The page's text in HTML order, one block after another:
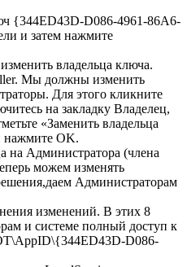
{344ED43D-D086-4961-86A6-
и затем нажмите
владельца ключа.
Мы должны изменить
Для этого кликните
на закладку Владелец,
«Заменить владельца
нажмите OK.
на Администратора (члена
можем изменять
Администраторам
изменений. В этих 8
и системе полный доступ к
D086-